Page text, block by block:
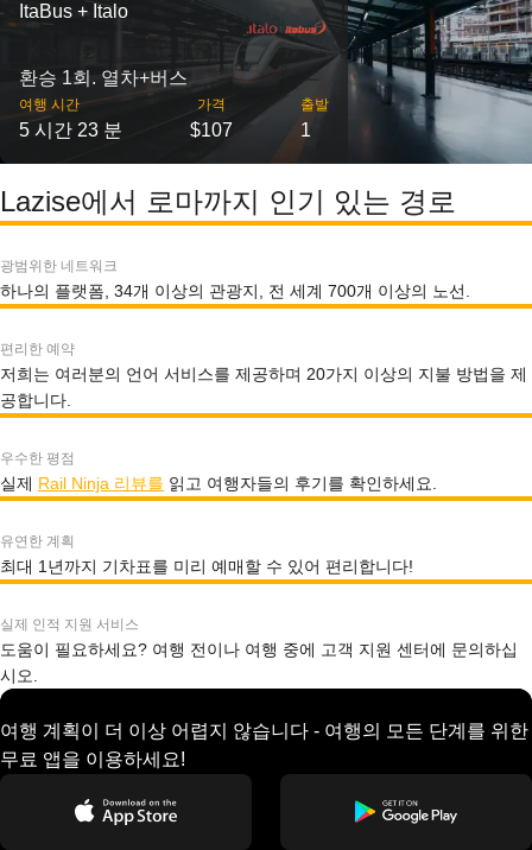
ItaBus + Italo
환승 1회. 열차+버스
여행 시간
5 시간 23 분
가격
$107
출발
1
Lazise에서 로마까지 인기 있는 경로
광범위한 네트워크
하나의 플랫폼, 34개 이상의 관광지, 전 세계 700개 이상의 노선.
편리한 예약
저희는 여러분의 언어 서비스를 제공하며 20가지 이상의 지불 방법을 제
공합니다.
우수한 평점
실제 Rail Ninja 리뷰를 읽고 여행자들의 후기를 확인하세요.
유연한 계획
최대 1년까지 기차표를 미리 예매할 수 있어 편리합니다!
실제 인적 지원 서비스
도움이 필요하세요? 여행 전이나 여행 중에 고객 지원 센터에 문의하십
시오.
여행 계획이 더 이상 어렵지 않습니다 - 여행의 모든 단계를 위한
무료 앱을 이용하세요!